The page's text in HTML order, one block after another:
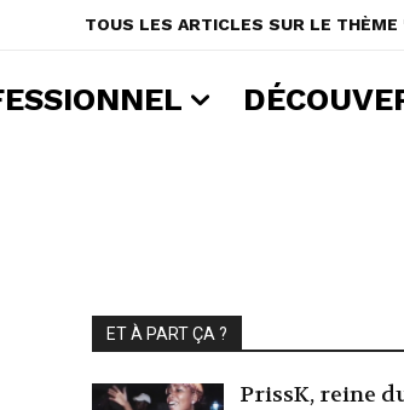
TOUS LES ARTICLES SUR LE THÈME
ET À PART ÇA ?
PrissK, reine